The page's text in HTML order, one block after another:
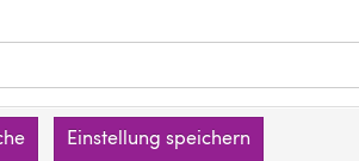
Funktionen und sind für die
Cookies speichern keine
übermittelt.
Website nutzen.
Einstellung speichern